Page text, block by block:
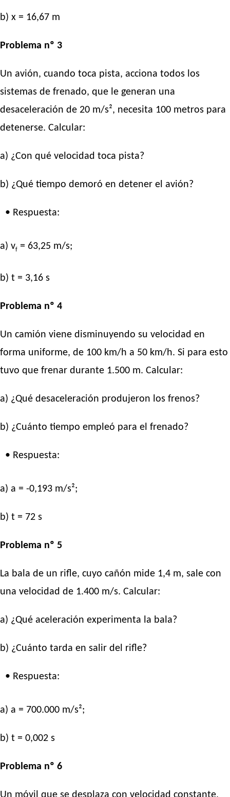
b) x = 16,67 m
Problema nº 3
Un avión, cuando toca pista, acciona todos los
sistemas de frenado, que le generan una
desaceleración de 20 m/s², necesita 100 metros para
detenerse. Calcular:
a) ¿Con qué velocidad toca pista?
b) ¿Qué tiempo demoró en detener el avión?
• Respuesta:
a) vf = 63,25 m/s;
b) t = 3,16 s
Problema nº 4
Un camión viene disminuyendo su velocidad en
forma uniforme, de 100 km/h a 50 km/h. Si para esto
tuvo que frenar durante 1.500 m. Calcular:
a) ¿Qué desaceleración produjeron los frenos?
b) ¿Cuánto tiempo empleó para el frenado?
• Respuesta:
a) a = -0,193 m/s²;
b) t = 72 s
Problema nº 5
La bala de un rifle, cuyo cañón mide 1,4 m, sale con
una velocidad de 1.400 m/s. Calcular:
a) ¿Qué aceleración experimenta la bala?
b) ¿Cuánto tarda en salir del rifle?
• Respuesta:
a) a = 700.000 m/s²;
b) t = 0,002 s
Problema nº 6
Un móvil que se desplaza con velocidad constante,